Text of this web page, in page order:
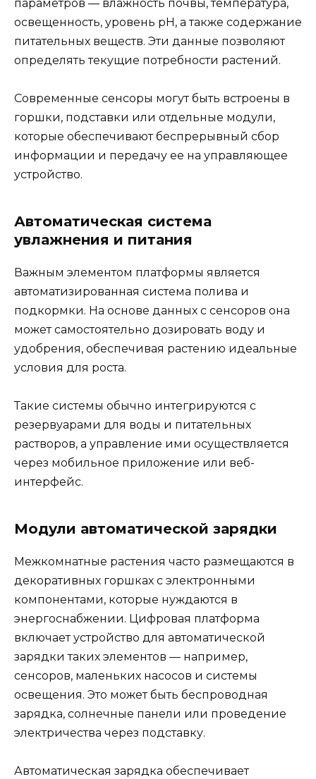
параметров — влажность почвы, температура,
освещенность, уровень pH, а также содержание
питательных веществ. Эти данные позволяют
определять текущие потребности растений.
Современные сенсоры могут быть встроены в
горшки, подставки или отдельные модули,
которые обеспечивают беспрерывный сбор
информации и передачу ее на управляющее
устройство.
Автоматическая система
увлажнения и питания
Важным элементом платформы является
автоматизированная система полива и
подкормки. На основе данных с сенсоров она
может самостоятельно дозировать воду и
удобрения, обеспечивая растению идеальные
условия для роста.
Такие системы обычно интегрируются с
резервуарами для воды и питательных
растворов, а управление ими осуществляется
через мобильное приложение или веб-
интерфейс.
Модули автоматической зарядки
Межкомнатные растения часто размещаются в
декоративных горшках с электронными
компонентами, которые нуждаются в
энергоснабжении. Цифровая платформа
включает устройство для автоматической
зарядки таких элементов — например,
сенсоров, маленьких насосов и системы
освещения. Это может быть беспроводная
зарядка, солнечные панели или проведение
электричества через подставку.
Автоматическая зарядка обеспечивает